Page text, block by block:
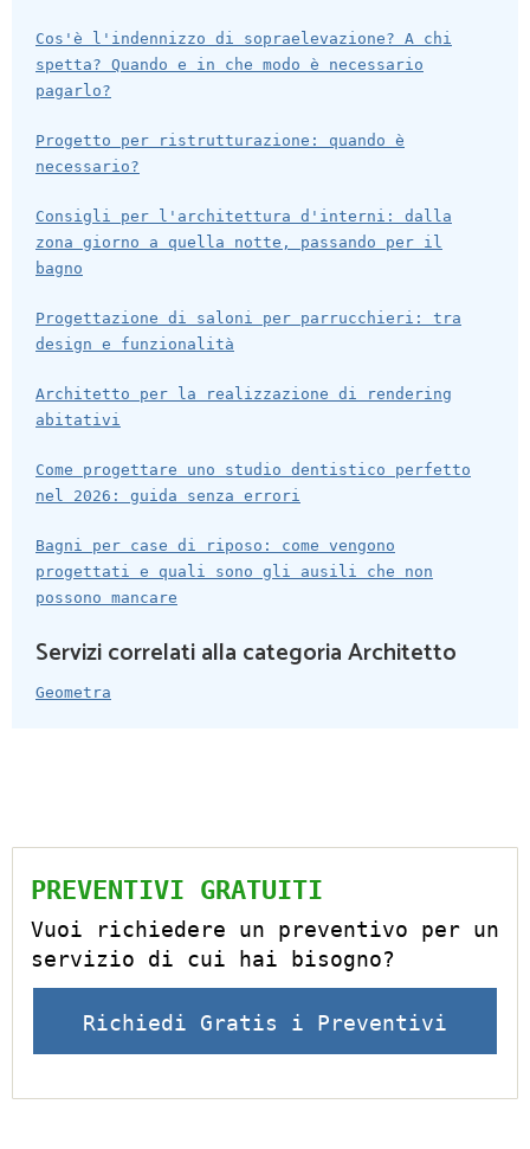
Cos'è l'indennizzo di sopraelevazione? A chi
spetta? Quando e in che modo è necessario
pagarlo?
Progetto per ristrutturazione: quando è
necessario?
Consigli per l'architettura d'interni: dalla
zona giorno a quella notte, passando per il
bagno
Progettazione di saloni per parrucchieri: tra
design e funzionalità
Architetto per la realizzazione di rendering
abitativi
Come progettare uno studio dentistico perfetto
nel 2026: guida senza errori
Bagni per case di riposo: come vengono
progettati e quali sono gli ausili che non
possono mancare
Servizi correlati alla categoria Architetto
Geometra
PREVENTIVI GRATUITI
Vuoi richiedere un preventivo per un
servizio di cui hai bisogno?
Richiedi Gratis i Preventivi